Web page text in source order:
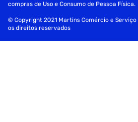
compras de Uso e Consumo de Pessoa Física.
© Copyright 2021 Martins Comércio e Serviço
os direitos reservados